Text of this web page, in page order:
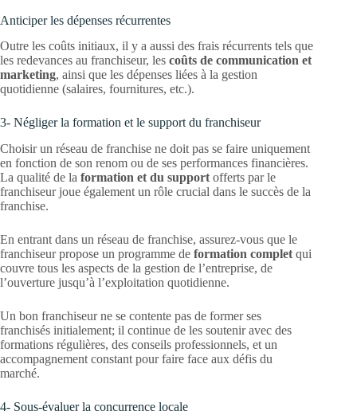
Anticiper les dépenses récurrentes
Outre les coûts initiaux, il y a aussi des frais récurrents tels que
les redevances au franchiseur, les coûts de communication et
marketing, ainsi que les dépenses liées à la gestion
quotidienne (salaires, fournitures, etc.).
3- Négliger la formation et le support du franchiseur
Choisir un réseau de franchise ne doit pas se faire uniquement
en fonction de son renom ou de ses performances financières.
La qualité de la formation et du support offerts par le
franchiseur joue également un rôle crucial dans le succès de la
franchise.
En entrant dans un réseau de franchise, assurez-vous que le
franchiseur propose un programme de formation complet qui
couvre tous les aspects de la gestion de l’entreprise, de
l’ouverture jusqu’à l’exploitation quotidienne.
Un bon franchiseur ne se contente pas de former ses
franchisés initialement; il continue de les soutenir avec des
formations régulières, des conseils professionnels, et un
accompagnement constant pour faire face aux défis du
marché.
4- Sous-évaluer la concurrence locale